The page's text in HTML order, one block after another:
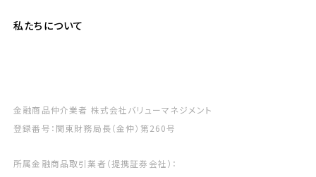
私たちについて
金融商品仲介業者 株式会社バリューマネジメント
登録番号：関東財務局長（金仲）第260号
所属金融商品取引業者（提携証券会社）：